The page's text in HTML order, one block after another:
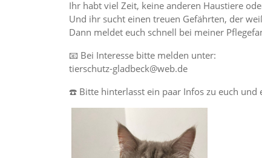
​Ihr habt viel Zeit, keine anderen Haustiere
Und ihr sucht einen treuen Gefährten, der
​Dann meldet euch schnell bei meiner
📧 Bei Interesse bitte melden unter:
tierschutz-gladbeck@web.de
☎️ Bitte hinterlasst ein paar Infos zu euch